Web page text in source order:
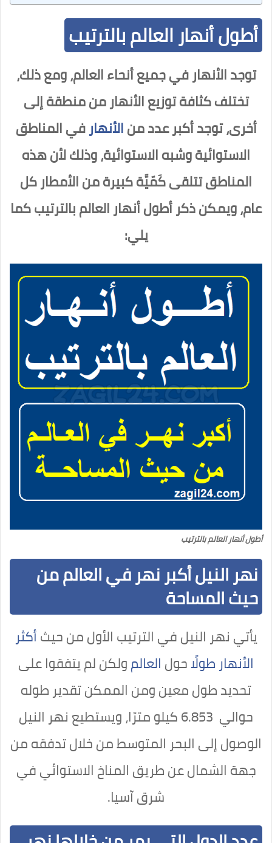
أطول أنهار العالم بالترتيب
توجد الأنهار في جميع أنحاء العالم، ومع ذلك،
تختلف كثافة توزيع الأنهار من منطقة إلى
أخرى، توجد أكبر عدد منالأنهارفي المناطق
الاستوائية وشبه الاستوائية، وذلك لأن هذه
المناطق تتلقى كَمّيَّة كبيرة من الأمطار كل
عام، ويمكن ذكر أطول أنهار العالم بالترتيب كما
يلي:
أطول أنهار العالم بالترتيب
نهر النيل أكبر نهر في العالم من
حيث المساحة
يأتي نهر النيل في الترتيب الأول من حيثأكثر
الأنهار طولًاحولالعالمولكن لم يتفقوا على
تحديد طول معين ومن الممكن تقدير طوله
حوالي 6.853 كيلو مترًا، ويستطيع نهر النيل
الوصول إلى البحر المتوسط من خلال تدفقه من
جهة الشمال عن طريق المناخ الاستوائي في
شرق آسيا.